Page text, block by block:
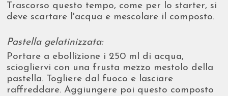
Trascorso questo tempo, come per lo starter, si
deve scartare l'acqua e mescolare il composto.
Pastella gelatinizzata:
Portare a ebollizione i 250 ml di acqua,
sciogliervi con una frusta mezzo mestolo della
pastella. Togliere dal fuoco e lasciare
raffreddare. Aggiungere poi questo composto